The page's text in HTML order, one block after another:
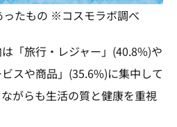
たもの ※コスモラボ調べ
「旅行・レジャー」(40.8%)や
スや商品」(35.6%)に集中して
がらも生活の質と健康を重視